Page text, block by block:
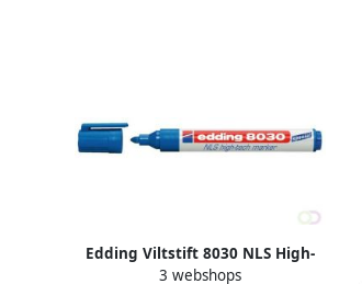
Edding Viltstift 8030 NLS High-
Tech marker 1.5-3mm blauw
3 webshops